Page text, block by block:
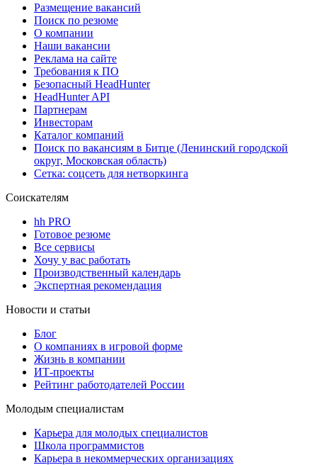
Размещение вакансий
Поиск по резюме
О компании
Наши вакансии
Реклама на сайте
Требования к ПО
Безопасный HeadHunter
HeadHunter API
Партнерам
Инвесторам
Каталог компаний
Поиск по вакансиям в Битце (Ленинский городской
округ, Московская область)
Сетка: соцсеть для нетворкинга
Соискателям
hh PRO
Готовое резюме
Все сервисы
Хочу у вас работать
Производственный календарь
Экспертная рекомендация
Новости и статьи
Блог
О компаниях в игровой форме
Жизнь в компании
ИТ-проекты
Рейтинг работодателей России
Молодым специалистам
Карьера для молодых специалистов
Школа программистов
Карьера в некоммерческих организациях